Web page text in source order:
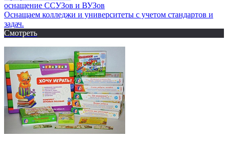
оснащение CСУЗов и ВУЗов
Оснащаем колледжи и университеты с учетом стандартов и
задач.
Смотреть